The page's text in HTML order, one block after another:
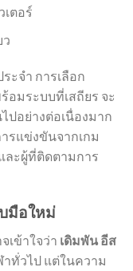
ตอร์
ระจำ การเลือก
มระบบที่เสถียร จะ
ปอย่างต่อเนื่องมาก
รแข่งขันจากเกม
ละผู้ที่ติดตามการ
มือใหม่
เข้าใจว่า เดิมพัน อีส
ทั่วไป แต่ในความ